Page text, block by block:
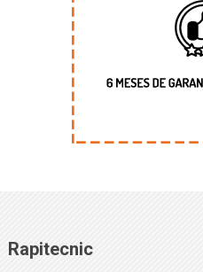
Rapitecnic